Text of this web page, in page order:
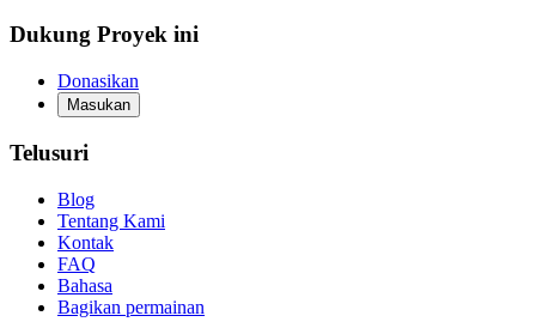
Dukung Proyek ini
Donasikan
Masukan
Telusuri
Blog
Tentang Kami
Kontak
FAQ
Bahasa
Bagikan permainan